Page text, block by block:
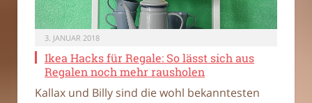
3. JANUAR 2018
Ikea Hacks für Regale: So lässt sich aus
Regalen noch mehr rausholen
Kallax und Billy sind die wohl bekanntesten